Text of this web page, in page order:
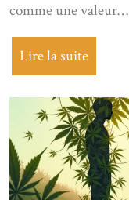
comme une valeur…
Lire la suite